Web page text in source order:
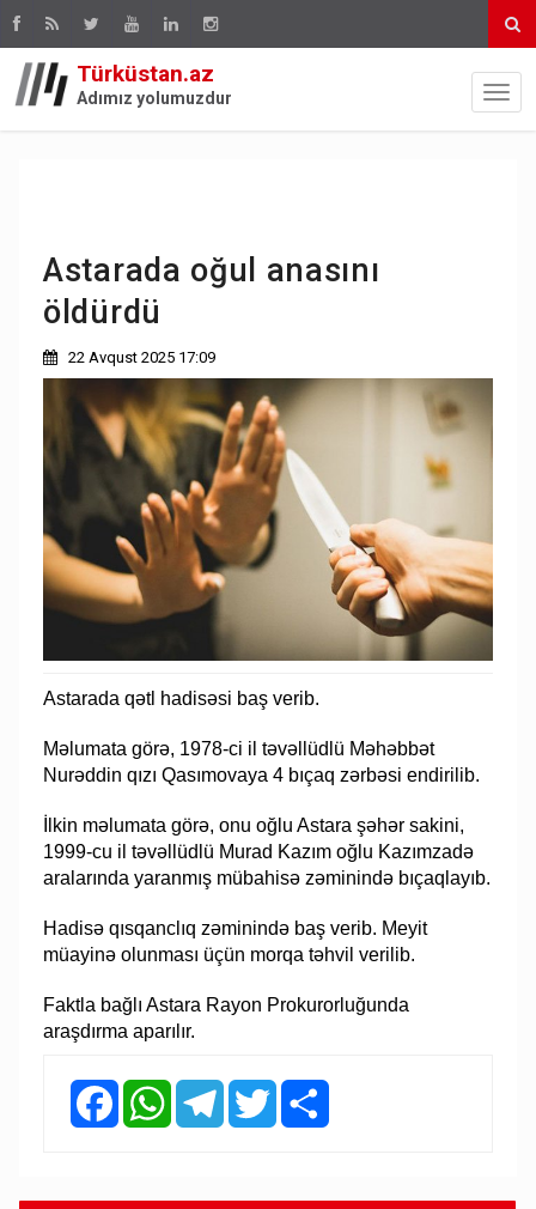
Türküstan.az
Adımız yolumuzdur
Astarada oğul anasını
öldürdü
22 Avqust 2025 17:09
Astarada qətl hadisəsi baş verib.
Məlumata görə, 1978-ci il təvəllüdlü Məhəbbət
Nurəddin qızı Qasımovaya 4 bıçaq zərbəsi endirilib.
İlkin məlumata görə, onu oğlu Astara şəhər sakini,
1999-cu il təvəllüdlü Murad Kazım oğlu Kazımzadə
aralarında yaranmış mübahisə zəminində bıçaqlayıb.
Hadisə qısqanclıq zəminində baş verib. Meyit
müayinə olunması üçün morqa təhvil verilib.
Faktla bağlı Astara Rayon Prokurorluğunda
araşdırma aparılır.
FacebookWhatsAppTelegramTwitter